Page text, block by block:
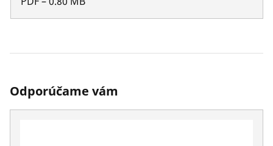
Odporúčame vám